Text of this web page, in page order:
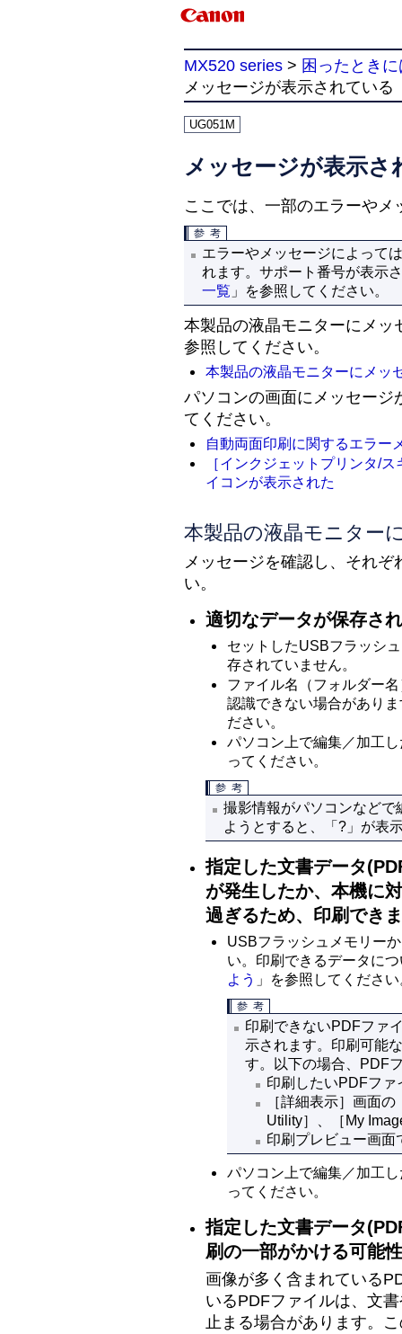
MX520 series > 困ったときに
メッセージが表示されている
UG051M
メッセージが表示さ
ここでは、一部のエラーや
エラーやメッセージによって
れます。サポート番号が表示
一覧 」を参照してください。
本製品の液晶モニターにメッ
参照してください。
本製品の液晶モニターにメッ
パソコンの画面にメッセージ
てください。
自動両面印刷に関するエラー
［インクジェットプリンタ/
イコンが表示された
本製品の液晶モニター
メッセージを確認し、それ
い。
適切なデータが保存さ
セットしたUSBフラッシ
存されていません。
ファイル名（フォルダー
認識できない場合があり
ださい。
パソコン上で編集／加工
ってください。
撮影情報がパソコンなど
ようとすると、「?」が表
指定した文書データ
が発生したか、本機に
過ぎるため、印刷でき
USBフラッシュメモリー
い。印刷できるデータに
よう 」を参照してくださ
印刷できないPDFファ
示されます。印刷可能
す。以下の場合、PDF
印刷したいPDFファ
［詳細表示］画面の
Utility］、［ My
印刷プレビュー画面
パソコン上で編集／加工
ってください。
指定した文書データ
刷の一部がかける可能
画像が多く含まれている
いるPDFファイルは、文
止まる場合があります。